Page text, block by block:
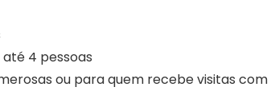
4 pessoas
ou para quem recebe visitas com